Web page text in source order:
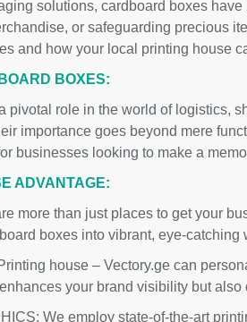
solutions, cardboard boxes
or safeguarding precious
and how your local printing house
BOXES:
pivotal role in the world of logistics,
importance goes beyond mere
businesses looking to make a
ADVANTAGE:
more than just places to get your
boxes into vibrant, eye-
house – Vectory.ge can
your brand visibility but
We employ state-of-the-art